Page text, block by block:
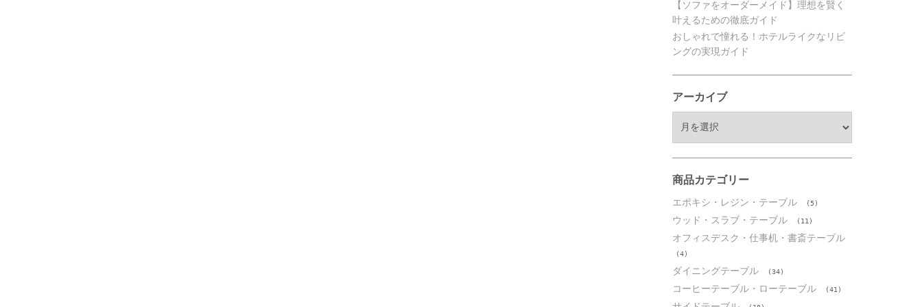
【ソファをオーダーメイド】理想を賢く
叶えるための徹底ガイド
おしゃれで憧れる！ホテルライクなリビ
ングの実現ガイド
アーカイブ
ブ
商品カテゴリー
エポキシ・レジン・テーブル (5)
ウッド・スラブ・テーブル (11)
オフィスデスク・仕事机・書斎テーブル
(4)
ダイニングテーブル (34)
コーヒーテーブル・ローテーブル (41)